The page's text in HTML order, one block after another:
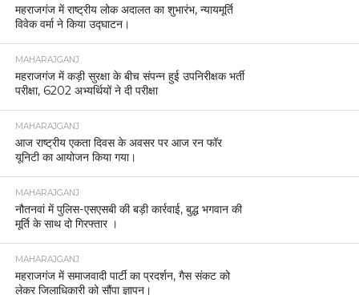
महराजगंज में राष्ट्रीय लोक अदालत का शुभारंभ, न्यायमूर्ति
विवेक वर्मा ने किया उद्घाटन।
MAHARAJGANJ
महराजगंज में कड़ी सुरक्षा के बीच संपन्न हुई उपनिरीक्षक भर्ती
परीक्षा, 6202 अभ्यर्थियों ने दी परीक्षा
MAHARAJGANJ
आज राष्ट्रीय एकता दिवस के अवसर पर आज रन फॉर
यूनिटी का आयोजन किया गया।
MAHARAJGANJ
नौतनवां में पुलिस-एसएसबी की बड़ी कार्रवाई, बुद्ध भगवान की
मूर्ति के साथ दो गिरफ्तार ।
MAHARAJGANJ
महराजगंज में समाजवादी पार्टी का प्रदर्शन, गैस संकट को
लेकर जिलाधिकारी को सौंपा ज्ञापन।